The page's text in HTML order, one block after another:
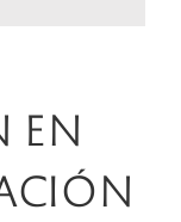
EN